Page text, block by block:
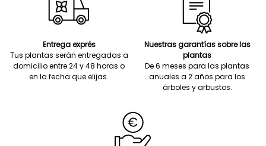
Entrega exprés
Tus plantas serán entregadas a
domicilio entre 24 y 48 horas o
en la fecha que elijas.
Nuestras garantías sobre las
plantas
De 6 meses para las plantas
anuales a 2 años para los
árboles y arbustos.